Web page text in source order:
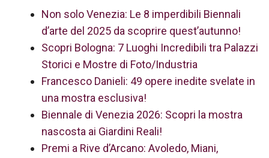
Non solo Venezia: Le 8 imperdibili Biennali
d’arte del 2025 da scoprire quest’autunno!
Scopri Bologna: 7 Luoghi Incredibili tra Palazzi
Storici e Mostre di Foto/Industria
Francesco Danieli: 49 opere inedite svelate in
una mostra esclusiva!
Biennale di Venezia 2026: Scopri la mostra
nascosta ai Giardini Reali!
Premi a Rive d’Arcano: Avoledo, Miani,